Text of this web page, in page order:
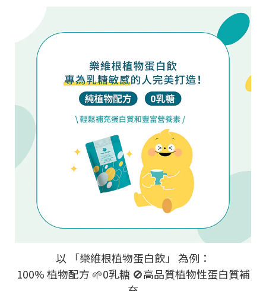
以 「樂維根植物蛋白飲」 為例：
100% 植物配方 🌱0乳糖 🚫高品質植物性蛋白質補